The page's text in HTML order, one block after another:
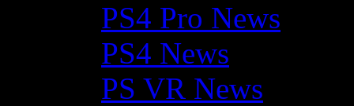
PS4 Pro News
PS4 News
PS VR News